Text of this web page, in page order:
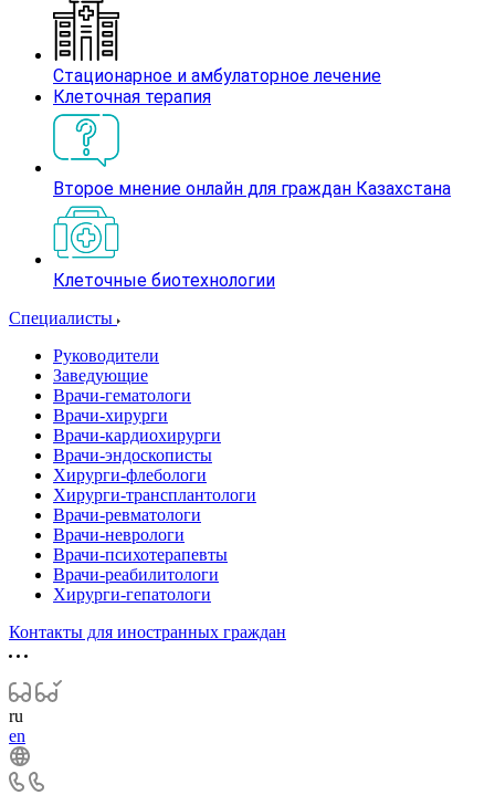
Стационарное и амбулаторное лечение
Клеточная терапия
Второе мнение онлайн для граждан Казахстана
Клеточные биотехнологии
Специалисты
Руководители
Заведующие
Врачи-гематологи
Врачи-хирурги
Врачи-кардиохирурги
Врачи-эндоскописты
Хирурги-флебологи
Хирурги-трансплантологи
Врачи-ревматологи
Врачи-неврологи
Врачи-психотерапевты
Врачи-реабилитологи
Хирурги-гепатологи
Контакты для иностранных граждан
ru
en